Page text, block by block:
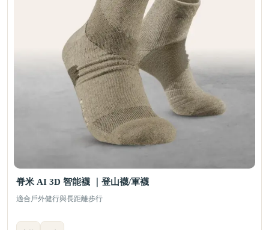
脊米 AI 3D 智能襪 ｜登山襪/軍襪
適合戶外健行與長距離步行